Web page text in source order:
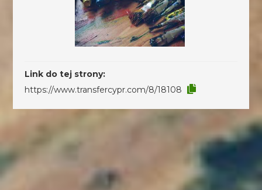
Link do tej strony:
https://www.transfercypr.com/8/18108